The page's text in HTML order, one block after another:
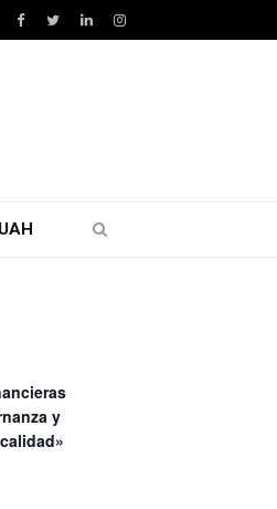
Facebook
TwitterLinkedInInstagram
y